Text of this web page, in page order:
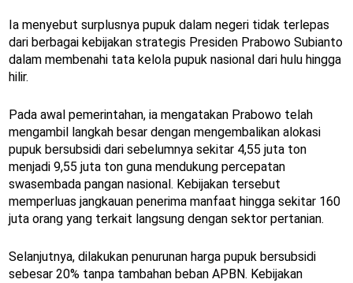
Ia menyebut surplusnya pupuk dalam negeri tidak terlepas
dari berbagai kebijakan strategis Presiden Prabowo Subianto
dalam membenahi tata kelola pupuk nasional dari hulu hingga
hilir.
Pada awal pemerintahan, ia mengatakan Prabowo telah
mengambil langkah besar dengan mengembalikan alokasi
pupuk bersubsidi dari sebelumnya sekitar 4,55 juta ton
menjadi 9,55 juta ton guna mendukung percepatan
swasembada pangan nasional. Kebijakan tersebut
memperluas jangkauan penerima manfaat hingga sekitar 160
juta orang yang terkait langsung dengan sektor pertanian.
Selanjutnya, dilakukan penurunan harga pupuk bersubsidi
sebesar 20% tanpa tambahan beban APBN. Kebijakan